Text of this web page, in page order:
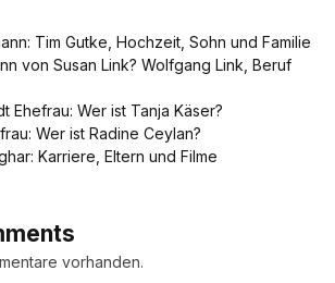
Tim Gutke, Hochzeit, Sohn und Familie
von Susan Link? Wolfgang Link, Beruf
Ehefrau: Wer ist Tanja Käser?
Wer ist Radine Ceylan?
Karriere, Eltern und Filme
vorhanden.